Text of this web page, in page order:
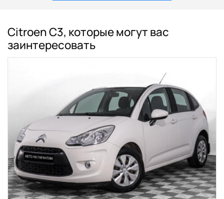
Citroen C3, которые могут вас
заинтересовать